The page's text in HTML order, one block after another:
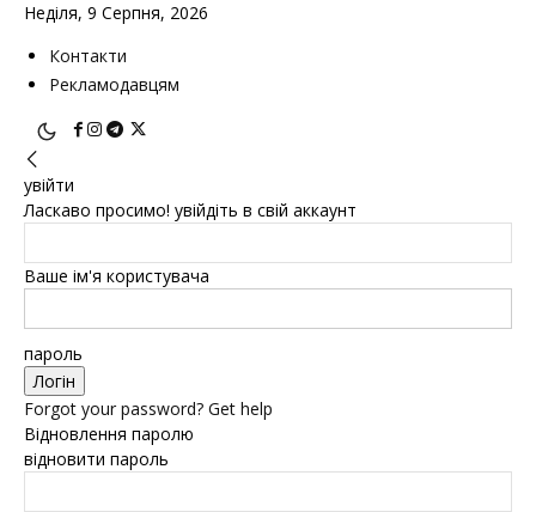
Неділя, 9 Серпня, 2026
Контакти
Рекламодавцям
увійти
Ласкаво просимо! увійдіть в свій аккаунт
Ваше ім'я користувача
пароль
Forgot your password? Get help
Відновлення паролю
відновити пароль